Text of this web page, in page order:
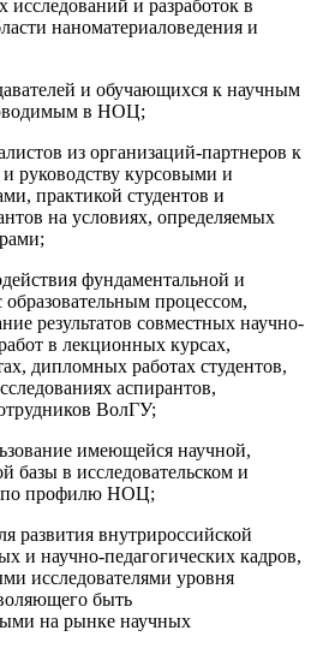
исследований и разработок в
наноматериаловедения и
и обучающихся к научным
в НОЦ;
из организаций-партнеров к
руководству курсовыми и
практикой студентов и
на условиях, определяемых
фундаментальной и
процессом,
результатов совместных научно-
в лекционных курсах,
дипломных работах студентов,
аспирантов,
ВолГУ;
имеющейся научной,
базы в исследовательском и
по профилю НОЦ;
развития внутрироссийской
и научно-педагогических кадров,
исследователями уровня
быть
на рынке научных